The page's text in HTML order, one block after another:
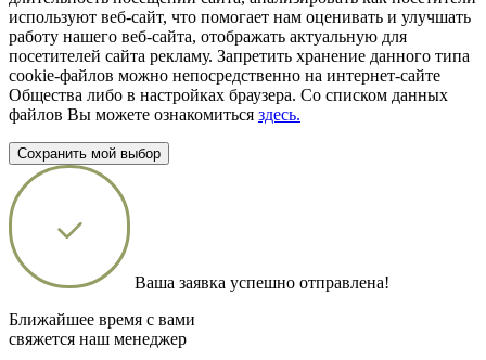
используют веб-сайт, что помогает нам оценивать и улучшать
работу нашего веб-сайта, отображать актуальную для
посетителей сайта рекламу. Запретить хранение данного типа
cookie-файлов можно непосредственно на интернет-сайте
Общества либо в настройках браузера. Со списком данных
файлов Вы можете ознакомиться здесь.
Сохранить мой выбор
Ваша заявка успешно отправлена!
Ближайшее время с вами
свяжется наш менеджер